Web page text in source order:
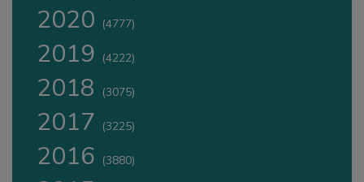
2020 (4777)
2019 (4222)
2018 (3075)
2017 (3225)
2016 (3880)